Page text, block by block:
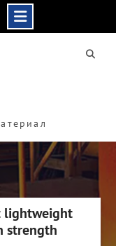
lightweight
strength